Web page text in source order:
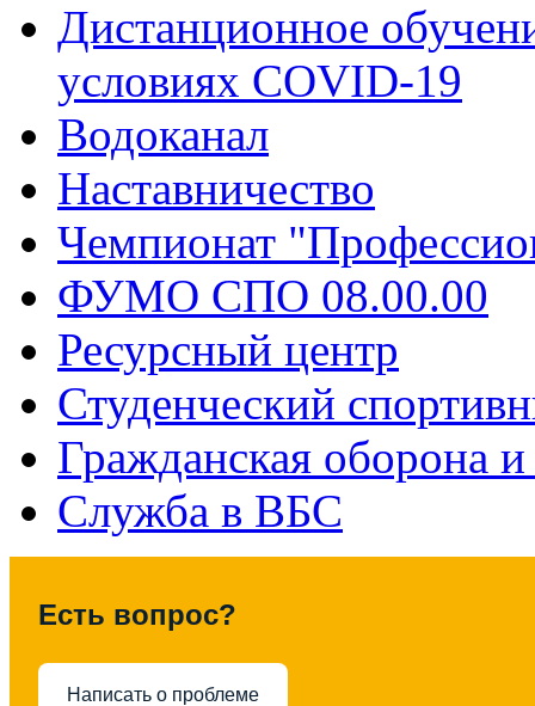
Дистанционное
условиях COVID-19
Водоканал
Наставничество
Чемпионат
ФУМО СПО 08.00.00
Ресурсный центр
Студенческий
Гражданская оборона
Служба в ВБС
Есть вопрос?
Написать о проблеме